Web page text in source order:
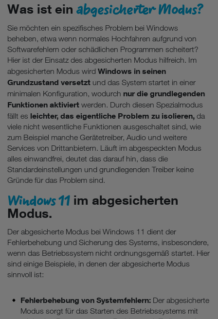
Was ist ein abgesicherter Modus?
Sie möchten ein spezifisches Problem bei Windows
beheben, etwa wenn normales Hochfahren aufgrund von
Softwarefehlern oder schädlichen Programmen scheitert?
Hier ist der Einsatz des abgesicherten Modus hilfreich. Im
abgesicherten Modus wird Windows in seinen
Grundzustand versetzt und das System startet in einer
minimalen Konfiguration, wodurch nur die grundlegenden
Funktionen aktiviert werden. Durch diesen Spezialmodus
fällt es leichter, das eigentliche Problem zu isolieren, da
viele nicht wesentliche Funktionen ausgeschaltet sind, wie
zum Beispiel manche Gerätetreiber, Audio und weitere
Services von Drittanbietern. Läuft im abgespeckten Modus
alles einwandfrei, deutet das darauf hin, dass die
Standardeinstellungen und grundlegenden Treiber keine
Gründe für das Problem sind.
Windows 11 im abgesicherten
Modus.
Der abgesicherte Modus bei Windows 11 dient der
Fehlerbehebung und Sicherung des Systems, insbesondere,
wenn das Betriebssystem nicht ordnungsgemäß startet. Hier
sind einige Beispiele, in denen der abgesicherte Modus
sinnvoll ist:
Fehlerbehebung von Systemfehlern: Der abgesicherte
Modus sorgt für das Starten des Betriebssystems mit